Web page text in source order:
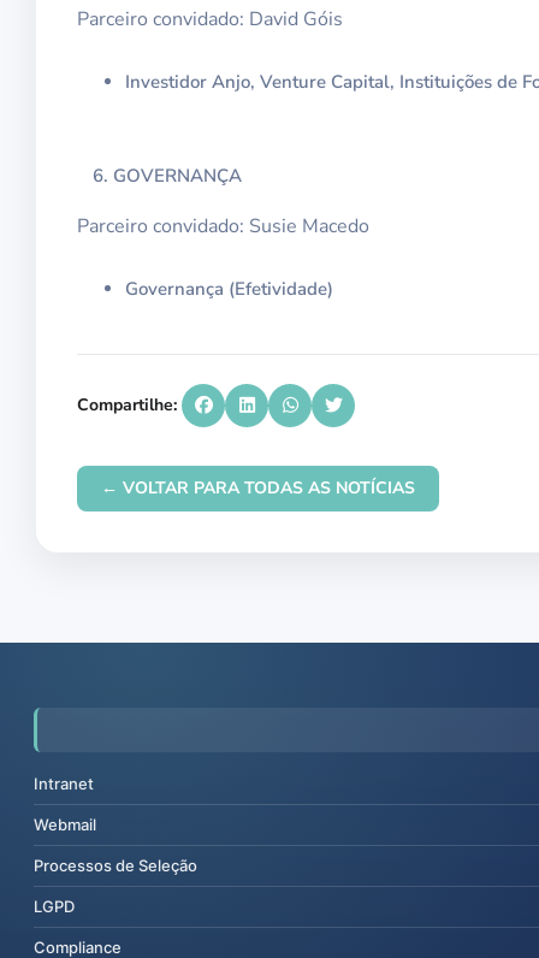
Parceiro convidado: David Góis
Investidor Anjo, Venture Capital, Instituições de
GOVERNANÇA
Parceiro convidado: Susie Macedo
Governança (Efetividade)
Compartilhe:
← VOLTAR PARA TODAS AS NOTÍCIAS
Intranet
Webmail
Processos de Seleção
LGPD
Compliance